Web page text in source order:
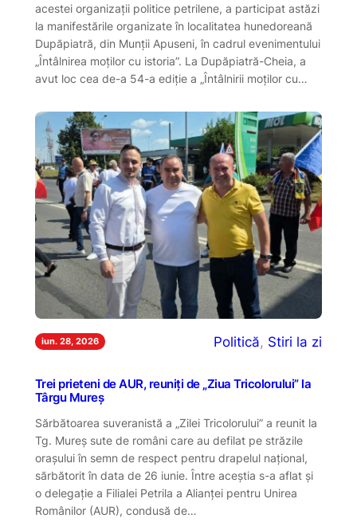
acestei organizații politice petrilene, a participat astăzi
la manifestările organizate în localitatea hunedoreană
Dupăpiatră, din Munții Apuseni, în cadrul evenimentului
„Întâlnirea moților cu istoria”. La Dupăpiatră-Cheia, a
avut loc cea de-a 54-a ediție a „Întâlnirii moților cu…
iun. 28, 2026 Politică, Stiri la zi
Trei prieteni de AUR, reuniți de „Ziua Tricolorului” la
Târgu Mureș
Sărbătoarea suveranistă a „Zilei Tricolorului” a reunit la
Tg. Mureș sute de români care au defilat pe străzile
orașului în semn de respect pentru drapelul național,
sărbătorit în data de 26 iunie. Între aceștia s-a aflat și
o delegație a Filialei Petrila a Alianței pentru Unirea
Românilor (AUR), condusă de…